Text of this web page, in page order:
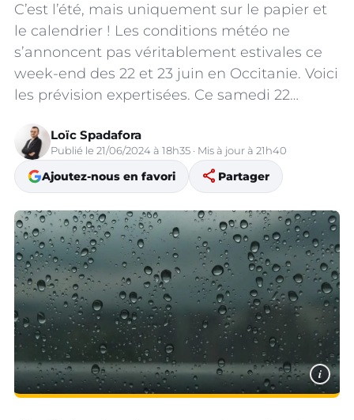
C’est l’été, mais uniquement sur le papier et
le calendrier ! Les conditions météo ne
s’annoncent pas véritablement estivales ce
week-end des 22 et 23 juin en Occitanie. Voici
les prévision expertisées. Ce samedi 22…
Loïc Spadafora
Publié le 21/06/2024 à 18h35 · Mis à jour à 21h40
Ajoutez-nous en favori share Partager
i